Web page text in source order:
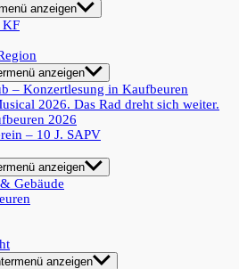
anzeigen
KF
anzeigen
– Konzertlesung in Kaufbeuren
2026. Das Rad dreht sich weiter.
2026
– 10 J. SAPV
anzeigen
Gebäude
anzeigen